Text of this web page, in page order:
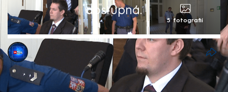
dostupná.
5 fotografií
CNN Prima NEWS
31. led 2025, 05:43
Studentka Eliška chtěla být známou